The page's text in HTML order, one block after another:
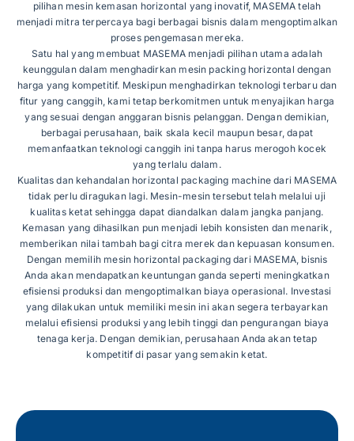
pilihan mesin kemasan horizontal yang inovatif, MASEMA telah
menjadi mitra terpercaya bagi berbagai bisnis dalam mengoptimalkan
proses pengemasan mereka.
Satu hal yang membuat MASEMA menjadi pilihan utama adalah
keunggulan dalam menghadirkan mesin packing horizontal dengan
harga yang kompetitif. Meskipun menghadirkan teknologi terbaru dan
fitur yang canggih, kami tetap berkomitmen untuk menyajikan harga
yang sesuai dengan anggaran bisnis pelanggan. Dengan demikian,
berbagai perusahaan, baik skala kecil maupun besar, dapat
memanfaatkan teknologi canggih ini tanpa harus merogoh kocek
yang terlalu dalam.
Kualitas dan kehandalan horizontal packaging machine dari MASEMA
tidak perlu diragukan lagi. Mesin-mesin tersebut telah melalui uji
kualitas ketat sehingga dapat diandalkan dalam jangka panjang.
Kemasan yang dihasilkan pun menjadi lebih konsisten dan menarik,
memberikan nilai tambah bagi citra merek dan kepuasan konsumen.
Dengan memilih mesin horizontal packaging dari MASEMA, bisnis
Anda akan mendapatkan keuntungan ganda seperti meningkatkan
efisiensi produksi dan mengoptimalkan biaya operasional. Investasi
yang dilakukan untuk memiliki mesin ini akan segera terbayarkan
melalui efisiensi produksi yang lebih tinggi dan pengurangan biaya
tenaga kerja. Dengan demikian, perusahaan Anda akan tetap
kompetitif di pasar yang semakin ketat.